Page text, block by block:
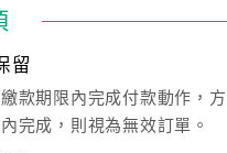
留
款期限內完成付款動作，方
完成，則視為無效訂單。